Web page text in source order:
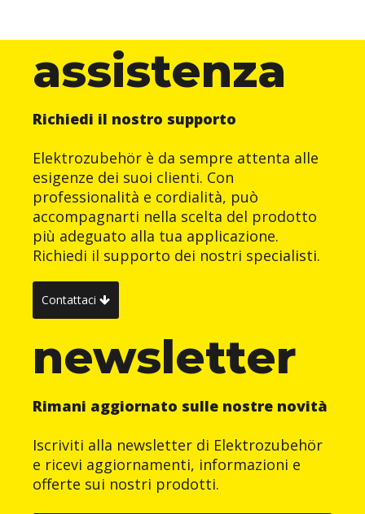
assistenza
Richiedi il nostro supporto
Elektrozubehör è da sempre attenta alle
esigenze dei suoi clienti. Con
professionalità e cordialità, può
accompagnarti nella scelta del prodotto
più adeguato alla tua applicazione.
Richiedi il supporto dei nostri specialisti.
Contattaci
newsletter
Rimani aggiornato sulle nostre novità
Iscriviti alla newsletter di Elektrozubehör
e ricevi aggiornamenti, informazioni e
offerte sui nostri prodotti.